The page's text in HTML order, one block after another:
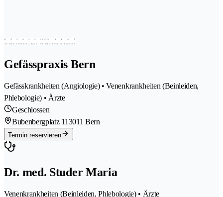
Gefässpraxis Bern
Gefässkrankheiten (Angiologie) • Venenkrankheiten (Beinleiden,
Phlebologie) • Ärzte
Geschlossen
Bubenbergplatz 113011 Bern
Termin reservieren
Dr. med. Studer Maria
Venenkrankheiten (Beinleiden, Phlebologie) • Ärzte